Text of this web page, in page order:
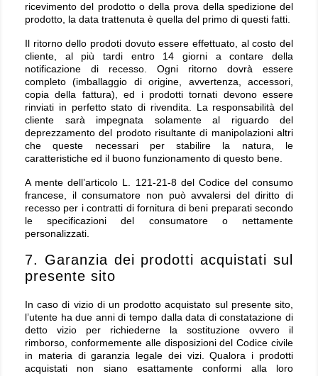
ricevimento del prodotto o della prova della spedizione del
prodotto, la data trattenuta è quella del primo di questi fatti.
Il ritorno dello prodoti dovuto essere effettuato, al costo del
cliente, al più tardi entro 14 giorni a contare della
notificazione di recesso. Ogni ritorno dovrà essere
completo (imballaggio di origine, avvertenza, accessori,
copia della fattura), ed i prodotti tornati devono essere
rinviati in perfetto stato di rivendita. La responsabilità del
cliente sarà impegnata solamente al riguardo del
deprezzamento del prodoto risultante di manipolazioni altri
che queste necessari per stabilire la natura, le
caratteristiche ed il buono funzionamento di questo bene.
A mente dell’articolo L. 121-21-8 del Codice del consumo
francese, il consumatore non può avvalersi del diritto di
recesso per i contratti di fornitura di beni preparati secondo
le specificazioni del consumatore o nettamente
personalizzati.
7. Garanzia dei prodotti acquistati sul
presente sito
In caso di vizio di un prodotto acquistato sul presente sito,
l’utente ha due anni di tempo dalla data di constatazione di
detto vizio per richiederne la sostituzione ovvero il
rimborso, conformemente alle disposizioni del Codice civile
in materia di garanzia legale dei vizi. Qualora i prodotti
acquistati non siano esattamente conformi alla loro